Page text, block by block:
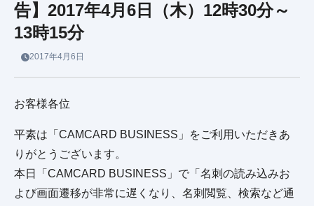
告】2017年4月6日（木）12時30分～
13時15分
2017年4月6日
お客様各位
平素は「CAMCARD BUSINESS」をご利用いただきあ
りがとうございます。
本日「CAMCARD BUSINESS」で「名刺の読み込みお
よび画面遷移が非常に遅くなり、名刺閲覧、検索など通